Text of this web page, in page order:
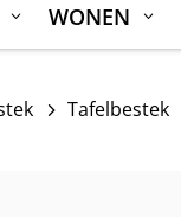
WONEN
5 Tafelbestek